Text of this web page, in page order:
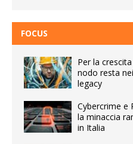
FOCUS
Per la
nodo resta
legacy
Cybercrime e
la minaccia
in Italia